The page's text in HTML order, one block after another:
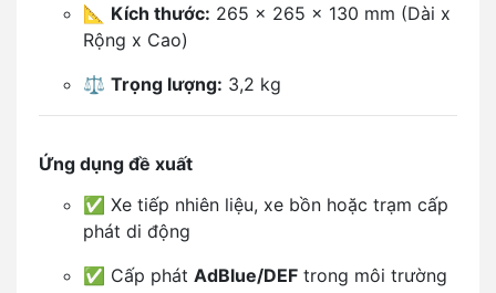
📐 Kích thước: 265 x 265 x 130 mm (Dài x
Rộng x Cao)
⚖️ Trọng lượng: 3,2 kg
Ứng dụng đề xuất
✅ Xe tiếp nhiên liệu, xe bồn hoặc trạm cấp
phát di động
✅ Cấp phát AdBlue/DEF trong môi trường